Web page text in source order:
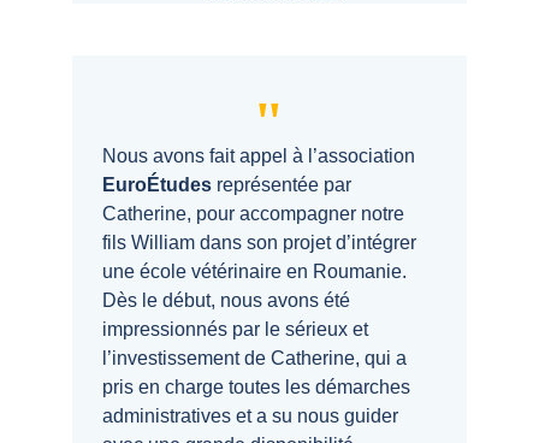
"
Nous avons fait appel à l’association
EuroÉtudes représentée par
Catherine, pour accompagner notre
fils William dans son projet d’intégrer
une école vétérinaire en Roumanie.
Dès le début, nous avons été
impressionnés par le sérieux et
l’investissement de Catherine, qui a
pris en charge toutes les démarches
administratives et a su nous guider